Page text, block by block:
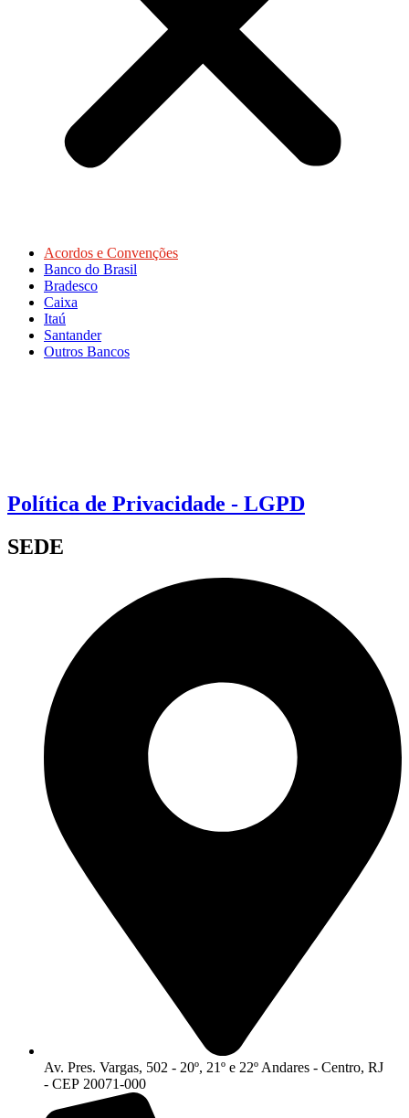
Acordos e Convenções
Banco do Brasil
Bradesco
Caixa
Itaú
Santander
Outros Bancos
Política de Privacidade - LGPD
SEDE
Av. Pres. Vargas, 502 - 20º, 21º e 22º Andares - Centro, RJ
- CEP 20071-000